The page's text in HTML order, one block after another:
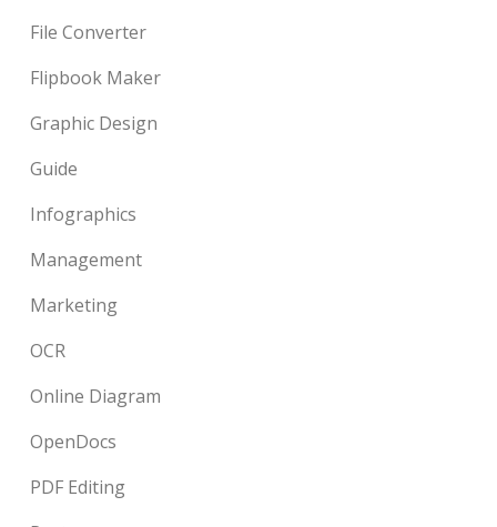
File Converter
Flipbook Maker
Graphic Design
Guide
Infographics
Management
Marketing
OCR
Online Diagram
OpenDocs
PDF Editing